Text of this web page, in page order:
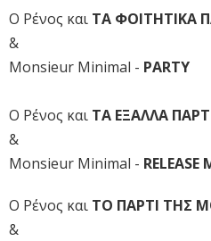
Ο Ρένος και ΤΑ ΦΟΙΤΗΤΙΚΑ
&
Monsieur Minimal - PARTY
Ο Ρένος και ΤΑ ΕΞΑΛΛΑ
&
Monsieur Minimal - RELEASE
Ο Ρένος και ΤΟ ΠΑΡΤΙ ΤΗΣ
&